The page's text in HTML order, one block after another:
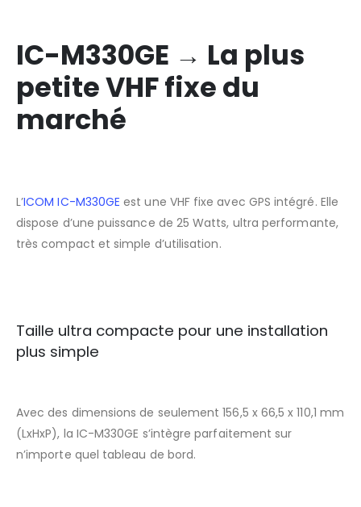
IC-M330GE → La plus
petite VHF fixe du
marché
L’ICOM IC-M330GE est une VHF fixe avec GPS intégré. Elle
dispose d’une puissance de 25 Watts, ultra performante,
très compact et simple d’utilisation.
Taille ultra compacte pour une installation
plus simple
Avec des dimensions de seulement 156,5 x 66,5 x 110,1 mm
(LxHxP), la IC-M330GE s’intègre parfaitement sur
n’importe quel tableau de bord.